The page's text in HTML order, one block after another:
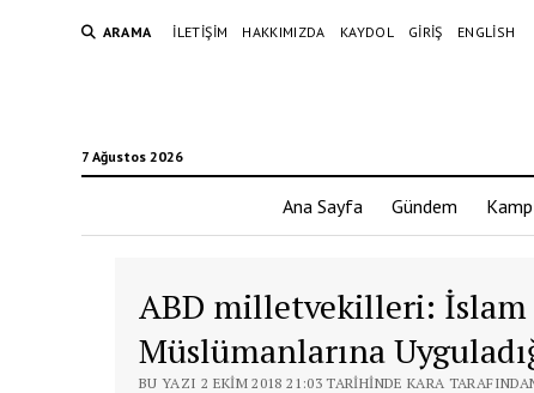
ARAMA İLETIŞIM HAKKIMIZDA KAYDOL GIRIŞ ENGLISH
7 Ağustos 2026
Ana Sayfa Gündem
ABD milletvekilleri: İslam
Müslümanlarına
BU YAZI 2 EKIM 2018 21:03 TARIHINDE KARA